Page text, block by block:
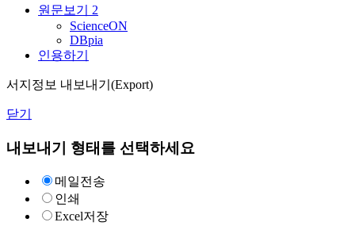
원문보기 2
ScienceON
DBpia
인용하기
서지정보 내보내기(Export)
닫기
내보내기 형태를 선택하세요
메일전송
인쇄
Excel저장